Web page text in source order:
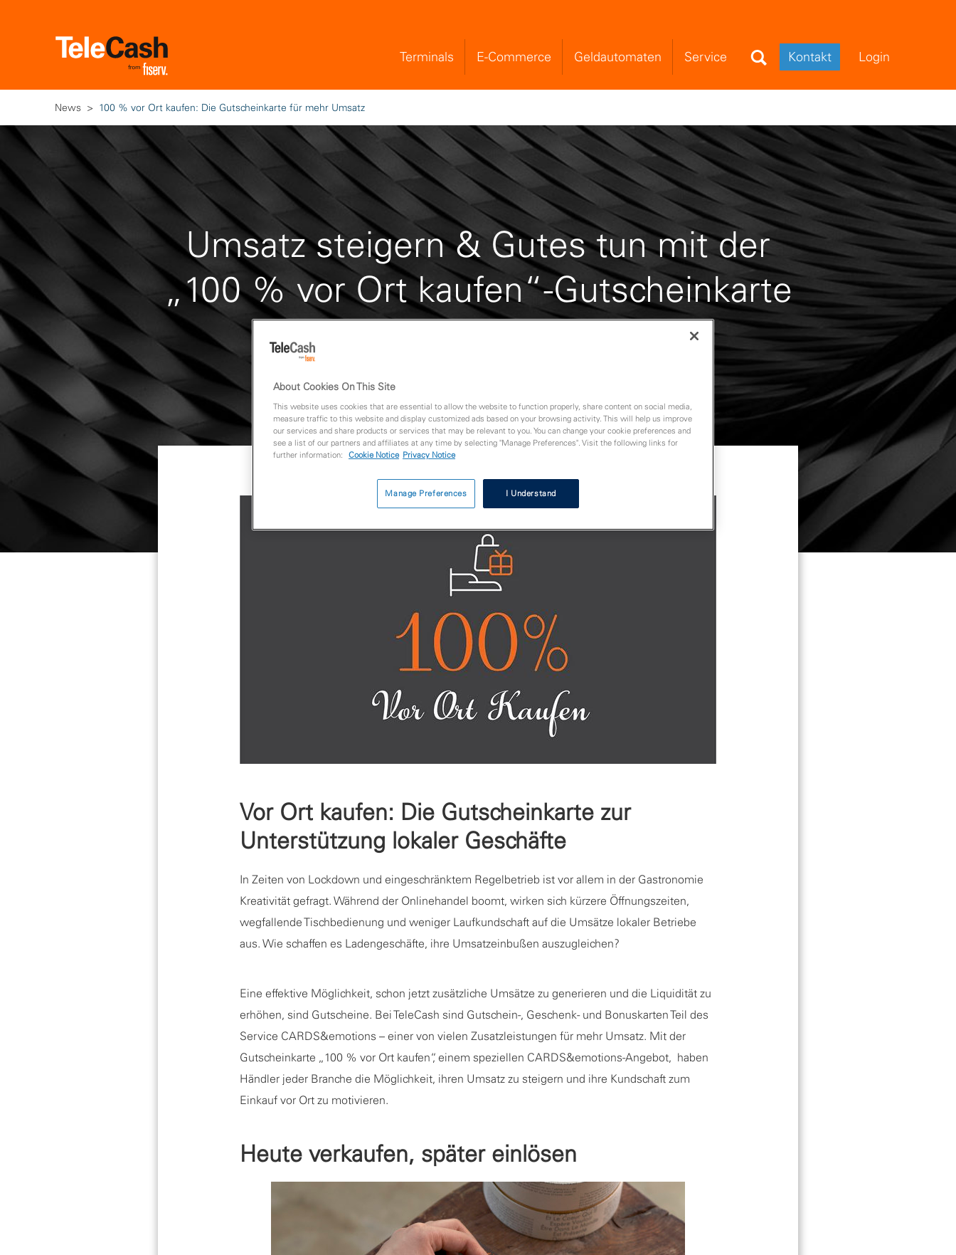
Terminals E-Commerce Geldautomaten Service Search Field
Kontakt Login
News 100 % vor Ort kaufen: Die Gutscheinkarte für mehr Umsatz
Umsatz steigern & Gutes tun mit der
„100 % vor Ort kaufen“-Gutscheinkarte
Vor Ort kaufen: Die Gutscheinkarte zur
Unterstützung lokaler Geschäfte
In Zeiten von Lockdown und eingeschränktem Regelbetrieb ist vor allem in der Gastronomie
Kreativität gefragt. Während der Onlinehandel boomt, wirken sich kürzere Öffnungszeiten,
wegfallende Tischbedienung und weniger Laufkundschaft auf die Umsätze lokaler Betriebe
aus. Wie schaffen es Ladengeschäfte, ihre Umsatzeinbußen auszugleichen?
Eine effektive Möglichkeit, schon jetzt zusätzliche Umsätze zu generieren und die Liquidität zu
erhöhen, sind Gutscheine. Bei TeleCash sind Gutschein-, Geschenk- und Bonuskarten Teil des
Service CARDS&emotions – einer von vielen Zusatzleistungen für mehr Umsatz. Mit der
Gutscheinkarte „100 % vor Ort kaufen“, einem speziellen CARDS&emotions-Angebot, haben
Händler jeder Branche die Möglichkeit, ihren Umsatz zu steigern und ihre Kundschaft zum
Einkauf vor Ort zu motivieren.
Heute verkaufen, später einlösen
About Cookies On This Site
This website uses cookies that are essential to allow the website to function properly, share content on social media,
measure traffic to this website and display customized ads based on your browsing activity. This will help us improve
our services and share products or services that may be relevant to you. You can change your cookie preferences and
see a list of our partners and affiliates at any time by selecting "Manage Preferences". Visit the following links for
further information:
Cookie Notice Privacy Notice
Manage Preferences I Understand